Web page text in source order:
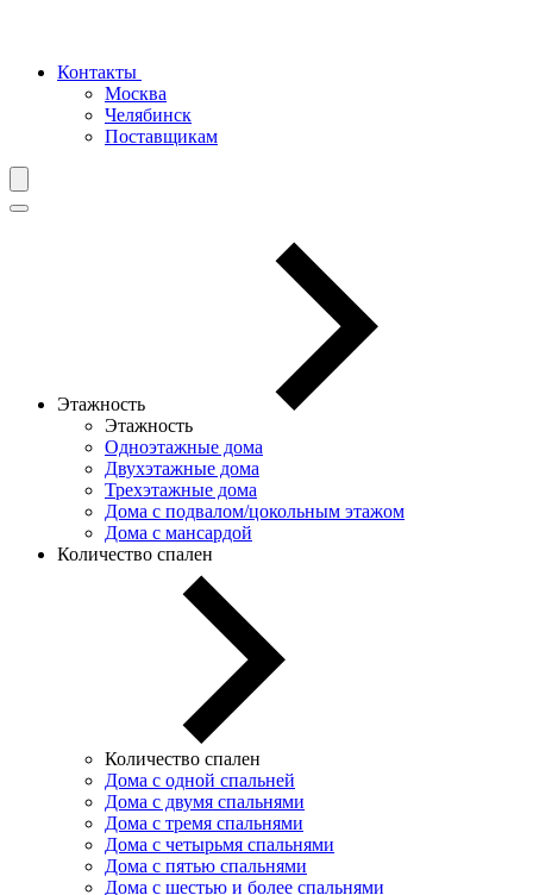
Контакты
Москва
Челябинск
Поставщикам
Этажность
Этажность
Одноэтажные дома
Двухэтажные дома
Трехэтажные дома
Дома с подвалом/цокольным этажом
Дома с мансардой
Количество спален
Количество спален
Дома с одной спальней
Дома с двумя спальнями
Дома с тремя спальнями
Дома с четырьмя спальнями
Дома с пятью спальнями
Дома с шестью и более спальнями